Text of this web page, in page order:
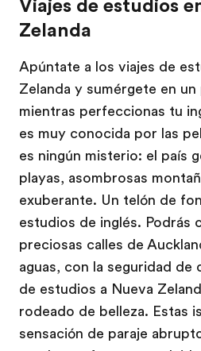
Viajes de estudios
Zelanda
Apúntate a los viajes de
Zelanda y sumérgete en
mientras perfeccionas tu
es muy conocida por las
es ningún misterio: el país
playas, asombrosas
exuberante. Un telón de
estudios de inglés. Podrás
preciosas calles de
aguas, con la seguridad de
de estudios a Nueva
rodeado de belleza. Estas
sensación de paraje